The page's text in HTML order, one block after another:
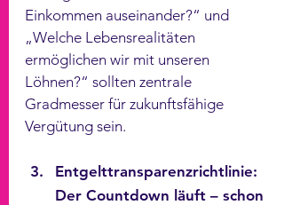
Einkommen auseinander?“ und
„Welche Lebensrealitäten
ermöglichen wir mit unseren
Löhnen?“ sollten zentrale
Gradmesser für zukunftsfähige
Vergütung sein.
Entgelttransparenzrichtlinie:
Der Countdown läuft – schon